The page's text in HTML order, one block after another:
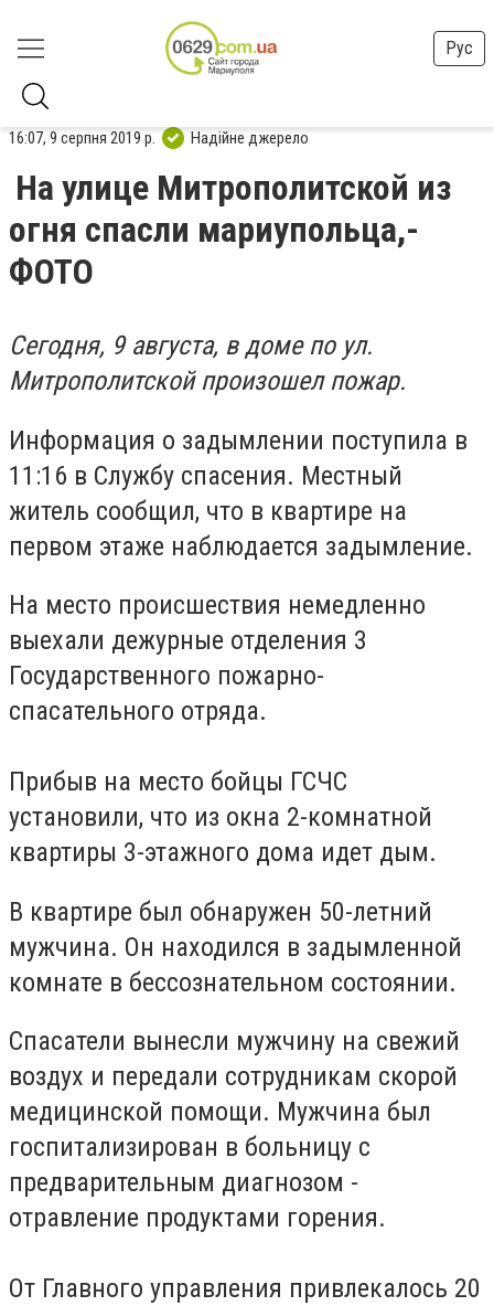
Рус
16:07, 9 серпня 2019 р. Надійне джерело
На улице Митрополитской из
огня спасли мариупольца,-
ФОТО
Сегодня, 9 августа, в доме по ул.
Митрополитской произошел пожар.
Информация о задымлении поступила в
11:16 в Службу спасения. Местный
житель сообщил, что в квартире на
первом этаже наблюдается задымление.
На место происшествия немедленно
выехали дежурные отделения 3
Государственного пожарно-
спасательного отряда.
Прибыв на место бойцы ГСЧС
установили, что из окна 2-комнатной
квартиры 3-этажного дома идет дым.
В квартире был обнаружен 50-летний
мужчина. Он находился в задымленной
комнате в бессознательном состоянии.
Спасатели вынесли мужчину на свежий
воздух и передали сотрудникам скорой
медицинской помощи. Мужчина был
госпитализирован в больницу с
предварительным диагнозом -
отравление продуктами горения.
От Главного управления привлекалось 20